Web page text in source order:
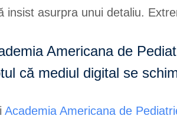
insist asurpra unui detaliu.
Americana de
că mediul digital se
Academia Americana de